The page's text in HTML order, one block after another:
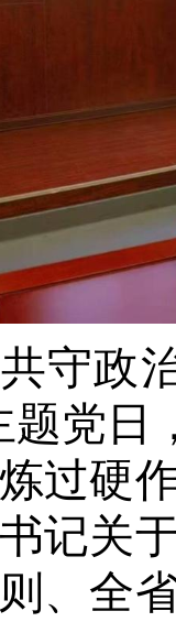
守政
题党日
过硬
记关
、全